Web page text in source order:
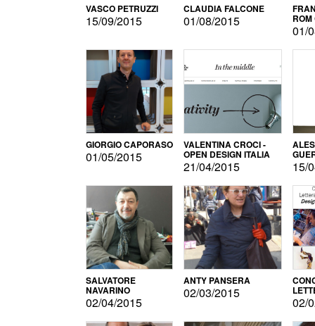
VASCO PETRUZZI
15/09/2015
CLAUDIA FALCONE
01/08/2015
01/
GIORGIO CAPORASO
01/05/2015
VALENTINA CROCI -
OPEN DESIGN ITALIA
21/04/2015 15/
SALVATORE
NAVARINO
02/04/2015
ANTY PANSERA
02/03/2015
02/